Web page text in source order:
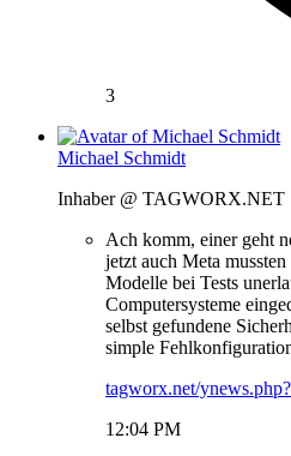
3
Michael Schmidt
Inhaber @ TAGWORX.NET
Ach komm, einer geht
jetzt auch Meta
Modelle bei Tests
Computersysteme
selbst gefundene
simple
tagworx.net/
12:04 PM